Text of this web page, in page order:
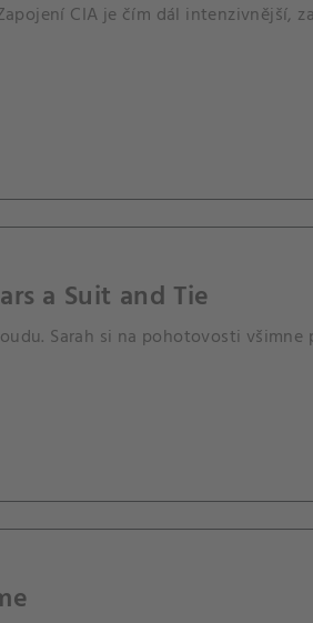
CIA je čím dál intenzivnější,
a Suit and Tie
Sarah si na pohotovosti všimne